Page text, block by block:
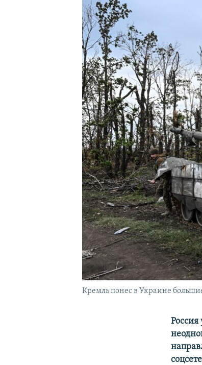
КРЫМ.НЕПОКОРЕННЫЙ
УКРАИНСКАЯ ПРОБЛЕМА КРЫМА
Кремль понес в Украине